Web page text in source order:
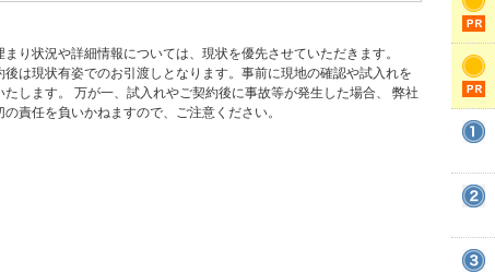
り状況や詳細情報については、現状を優先させていただきます。
は現状有姿でのお引渡しとなります。事前に現地の確認や試入れを
たします。 万が一、試入れやご契約後に事故等が発生した場合、 弊社
の責任を負いかねますので、ご注意ください。